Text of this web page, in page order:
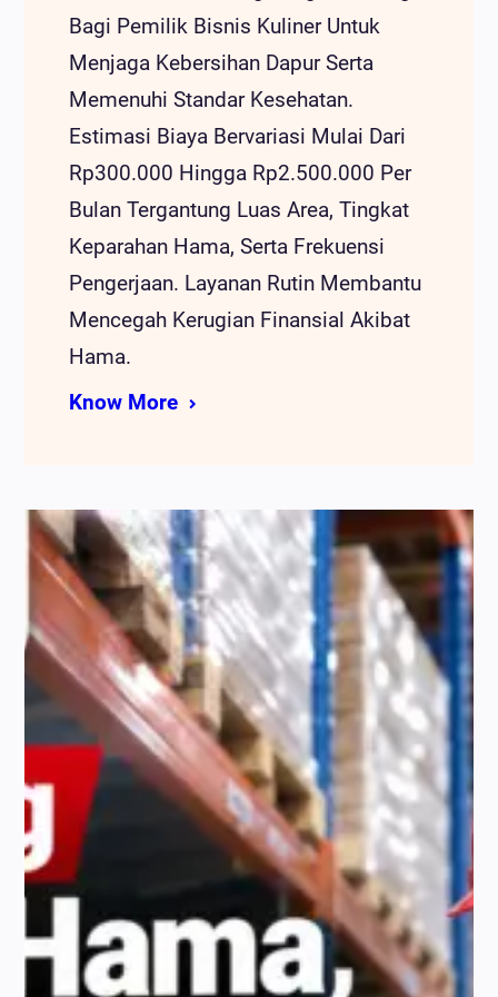
Bagi Pemilik Bisnis Kuliner Untuk
Menjaga Kebersihan Dapur Serta
Memenuhi Standar Kesehatan.
Estimasi Biaya Bervariasi Mulai Dari
Rp300.000 Hingga Rp2.500.000 Per
Bulan Tergantung Luas Area, Tingkat
Keparahan Hama, Serta Frekuensi
Pengerjaan. Layanan Rutin Membantu
Mencegah Kerugian Finansial Akibat
Hama.
Know More